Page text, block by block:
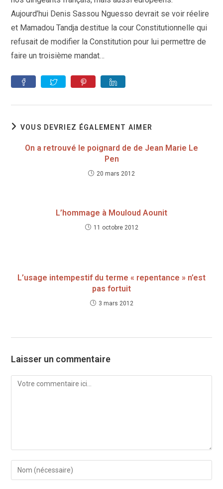
Aujourd’hui Denis Sassou Nguesso devrait se voir réelire
et Mamadou Tandja destitue la cour Constitutionnelle qui
refusait de modifier la Constitution pour lui permettre de
faire un troisième mandat…
VOUS DEVRIEZ ÉGALEMENT AIMER
On a retrouvé le poignard de de Jean Marie Le
Pen
20 mars 2012
L’hommage à Mouloud Aounit
11 octobre 2012
L’usage intempestif du terme « repentance » n’est
pas fortuit
3 mars 2012
Laisser un commentaire
Comment
Enter
your